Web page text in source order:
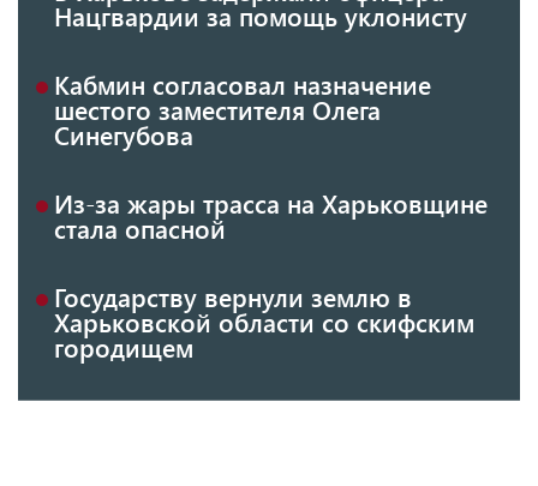
Нацгвардии за помощь уклонисту
Кабмин согласовал назначение
шестого заместителя Олега
Синегубова
Из-за жары трасса на Харьковщине
стала опасной
Государству вернули землю в
Харьковской области со скифским
городищем